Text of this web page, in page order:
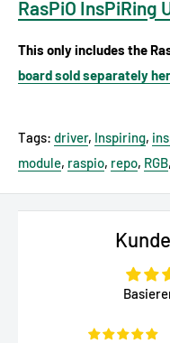
RasPiO InsPiRing
This only includes the
board sold separately
Tags: driver, Inspiring,
module, raspio, repo, RGB,
Lesen Sie die
Sie das Produkt